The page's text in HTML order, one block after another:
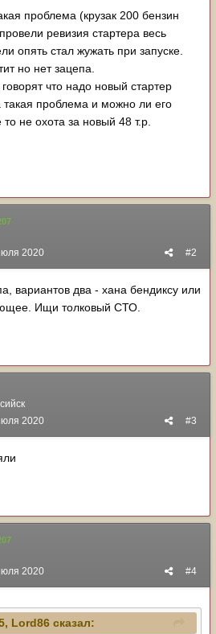
проблема (крузак 200 бензин
ревизия стартера весь
опять стал жужать при запуске.
но нет зацепа.
что надо новый стартер
такая проблема и можно ли его
не охота за новый 48 т.р.
#2
2020
вариантов два - хана бендиксу или
Ищи толковый СТО.
#3
2020
#4
2020
Lord86 сказал: